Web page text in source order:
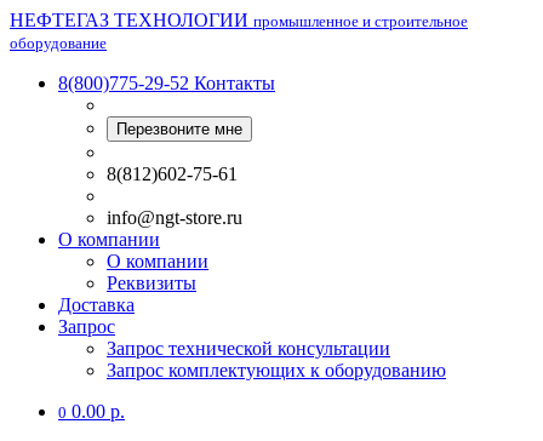
НЕФТЕГАЗ ТЕХНОЛОГИИ промышленное и строительное
оборудование
8(800)775-29-52 Контакты
Перезвоните мне
8(812)602-75-61
info@ngt-store.ru
О компании
О компании
Реквизиты
Доставка
Запрос
Запрос технической консультации
Запрос комплектующих к оборудованию
0 0.00 р.